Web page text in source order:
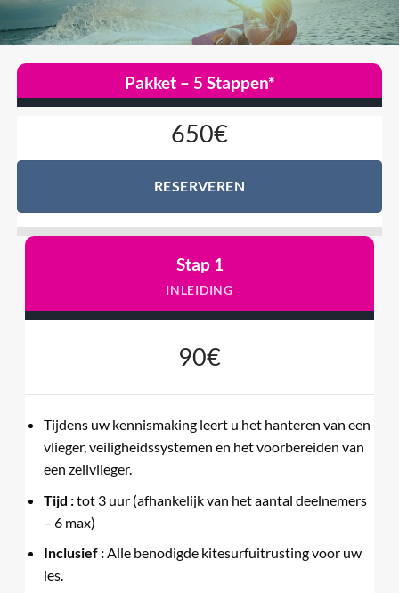
Pakket – 5 Stappen*
650€
RESERVEREN
Stap 1
INLEIDING
90€
Tijdens uw kennismaking leert u het hanteren van een
vlieger, veiligheidssystemen en het voorbereiden van
een zeilvlieger.
Tijd :tot 3 uur (afhankelijk van het aantal deelnemers
– 6 max)
Inclusief :Alle benodigde kitesurfuitrusting voor uw
les.